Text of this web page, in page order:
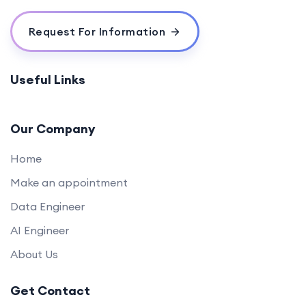
Request For Information
Useful Links
Our Company
Home
Make an appointment
Data Engineer
AI Engineer
About Us
Get Contact